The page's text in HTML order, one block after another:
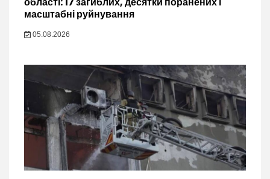
масштабні руйнування
05.08.2026